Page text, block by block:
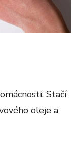
Stačí
oleje a